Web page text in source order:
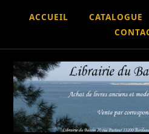
ACCUEIL CATALOGUE